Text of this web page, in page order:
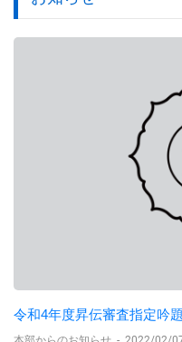
令和4年度昇伝審査指定吟